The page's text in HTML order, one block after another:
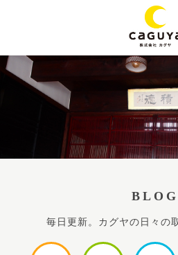
BLOG
毎日更新。カグヤの日々の